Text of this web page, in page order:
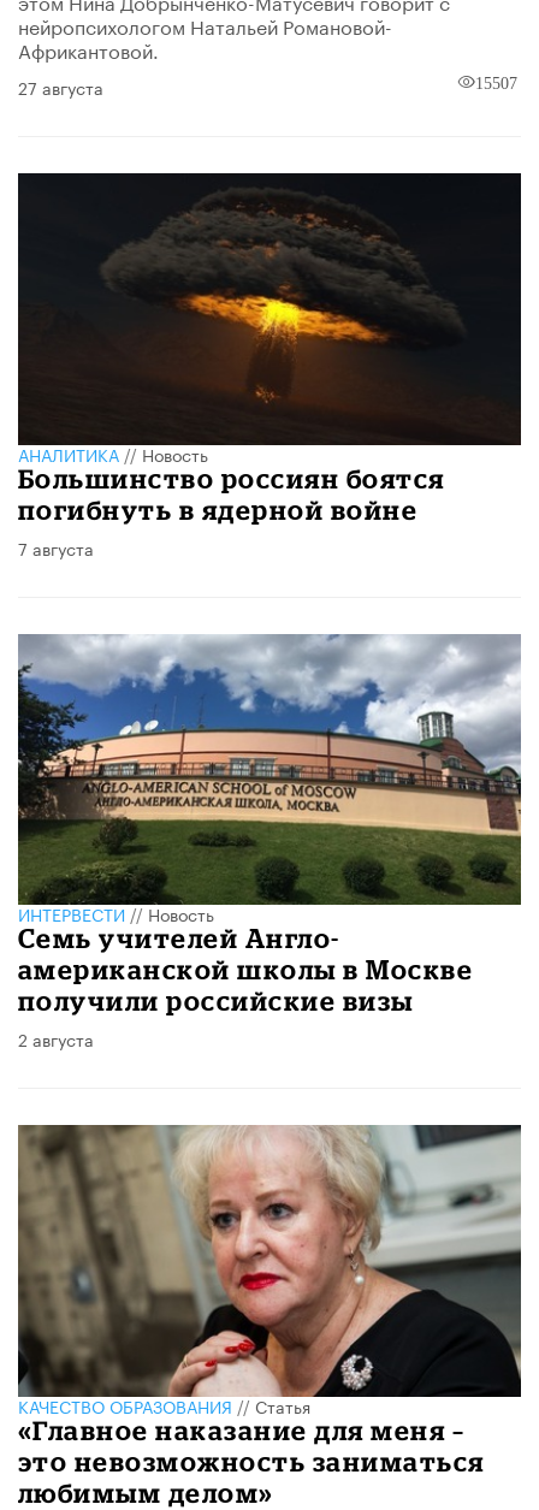
нейропсихологом Натальей Романовой-
Африкантовой.
27 августа 15507
АНАЛИТИКА//Новость
Большинство россиян боятся
погибнуть в ядерной войне
7 августа
ИНТЕРВЕСТИ//Новость
Семь учителей Англо-
американской школы в Москве
получили российские визы
2 августа
КАЧЕСТВО ОБРАЗОВАНИЯ//Статья
«Главное наказание для меня –
это невозможность заниматься
любимым делом»